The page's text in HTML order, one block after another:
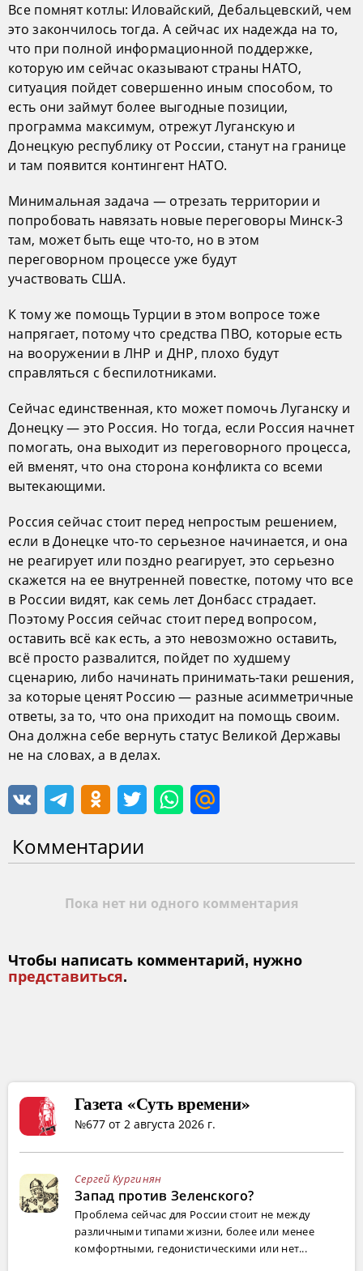
Все помнят котлы: Иловайский, Дебальцевский, чем
это закончилось тогда. А сейчас их надежда на то,
что при полной информационной поддержке,
которую им сейчас оказывают страны НАТО,
ситуация пойдет совершенно иным способом, то
есть они займут более выгодные позиции,
программа максимум, отрежут Луганскую и
Донецкую республику от России, станут на границе
и там появится контингент НАТО.
Минимальная задача — отрезать территории и
попробовать навязать новые переговоры Минск-3
там, может быть еще что-то, но в этом
переговорном процессе уже будут
участвовать США.
К тому же помощь Турции в этом вопросе тоже
напрягает, потому что средства ПВО, которые есть
на вооружении в ЛНР и ДНР, плохо будут
справляться с беспилотниками.
Сейчас единственная, кто может помочь Луганску и
Донецку — это Россия. Но тогда, если Россия начнет
помогать, она выходит из переговорного процесса,
ей вменят, что она сторона конфликта со всеми
вытекающими.
Россия сейчас стоит перед непростым решением,
если в Донецке что-то серьезное начинается, и она
не реагирует или поздно реагирует, это серьезно
скажется на ее внутренней повестке, потому что все
в России видят, как семь лет Донбасс страдает.
Поэтому Россия сейчас стоит перед вопросом,
оставить всё как есть, а это невозможно оставить,
всё просто развалится, пойдет по худшему
сценарию, либо начинать принимать-таки решения,
за которые ценят Россию — разные асимметричные
ответы, за то, что она приходит на помощь своим.
Она должна себе вернуть статус Великой Державы
не на словах, а в делах.
Комментарии
Пока нет ни одного комментария
Чтобы написать комментарий, нужно
представиться.
Газета «Суть времени»
№677 от 2 августа 2026 г.
Сергей Кургинян
Запад против Зеленского?
Проблема сейчас для России стоит не между
различными типами жизни, более или менее
комфортными, гедонистическими или нет...